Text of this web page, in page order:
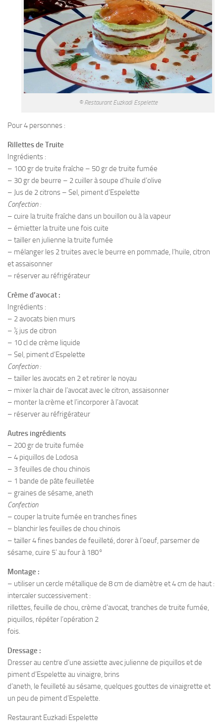
© Restaurant Euzkadi Espelette
Pour 4 personnes :
Rillettes de Truite
Ingrédients :
– 100 gr de truite fraîche – 50 gr de truite fumée
– 30 gr de beurre – 2 cuiller à soupe d’huile d’olive
– Jus de 2 citrons – Sel, piment d’Espelette
Confection :
– cuire la truite fraîche dans un bouillon ou à la vapeur
– émietter la truite une fois cuite
– tailler en julienne la truite fumée
– mélanger les 2 truites avec le beurre en pommade, l’huile, citron
et assaisonner
– réserver au réfrigérateur
Crème d’avocat :
Ingrédients :
– 2 avocats bien murs
– ½ jus de citron
– 10 cl de crème liquide
– Sel, piment d’Espelette
Confection :
– tailler les avocats en 2 et retirer le noyau
– mixer la chair de l’avocat avec le citron, assaisonner
– monter la crème et l’incorporer à l’avocat
– réserver au réfrigérateur
Autres ingrédients
– 200 gr de truite fumée
– 4 piquillos de Lodosa
– 3 feuilles de chou chinois
– 1 bande de pâte feuilletée
– graines de sésame, aneth
Confection
– couper la truite fumée en tranches fines
– blanchir les feuilles de chou chinois
– tailler 4 fines bandes de feuilleté, dorer à l’oeuf, parsemer de
sésame, cuire 5’ au four à 180°
Montage :
– utiliser un cercle métallique de 8 cm de diamètre et 4 cm de haut :
intercaler successivement :
rillettes, feuille de chou, crème d’avocat, tranches de truite fumée,
piquillos, répéter l’opération 2
fois.
Dressage :
Dresser au centre d’une assiette avec julienne de piquillos et de
piment d’Espelette au vinaigre, brins
d’aneth, le feuilleté au sésame, quelques gouttes de vinaigrette et
un peu de piment d’Espelette.
Restaurant Euzkadi Espelette